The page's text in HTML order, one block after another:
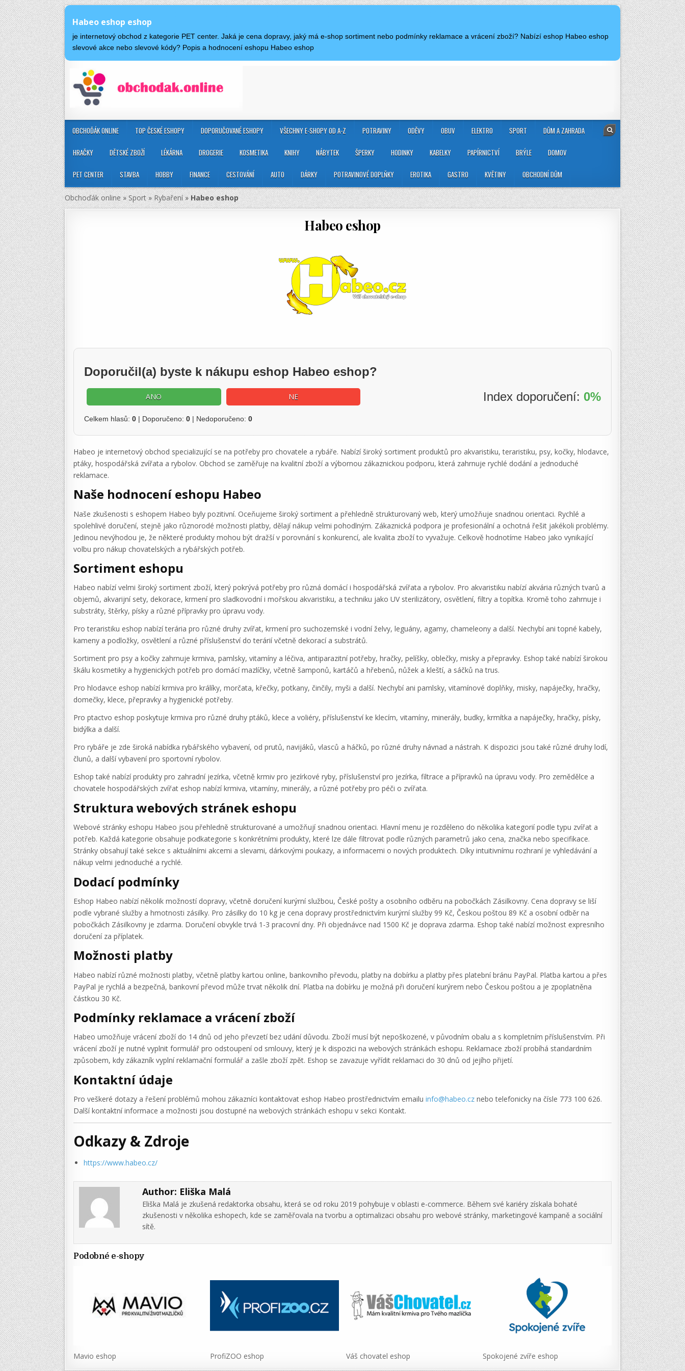
Habeo eshop eshop
je internetový obchod z kategorie PET center. Jaká je cena dopravy, jaký má e-shop sortiment nebo podmínky reklamace a vrácení zboží? Nabízí eshop Habeo eshop
slevové akce nebo slevové kódy? Popis a hodnocení eshopu Habeo eshop
OBCHOĎÁK ONLINE TOP ČESKÉ ESHOPY DOPORUČOVANÉ ESHOPY VŠECHNY E-SHOPY OD A-Z POTRAVINY ODĚVY OBUV ELEKTRO SPORT DŮM A ZAHRADA
HRAČKY DĚTSKÉ ZBOŽÍ LÉKÁRNA DROGERIE KOSMETIKA KNIHY NÁBYTEK ŠPERKY HODINKY KABELKY PAPÍRNICTVÍ BRÝLE DOMOV
PET CENTER STAVBA HOBBY FINANCE CESTOVÁNÍ AUTO DÁRKY POTRAVINOVÉ DOPLŇKY EROTIKA GASTRO KVĚTINY OBCHODNÍ DŮM
Obchoďák online»Sport»Rybaření»Habeo eshop
Habeo eshop
Doporučil(a) byste k nákupu eshop Habeo eshop?
ANO NE Index doporučení: 0%
Celkem hlasů: 0 | Doporučeno: 0 | Nedoporučeno: 0
Habeo je internetový obchod specializující se na potřeby pro chovatele a rybáře. Nabízí široký sortiment produktů pro akvaristiku, teraristiku, psy, kočky, hlodavce,
ptáky, hospodářská zvířata a rybolov. Obchod se zaměřuje na kvalitní zboží a výbornou zákaznickou podporu, která zahrnuje rychlé dodání a jednoduché
reklamace.
Naše hodnocení eshopu Habeo
Naše zkušenosti s eshopem Habeo byly pozitivní. Oceňujeme široký sortiment a přehledně strukturovaný web, který umožňuje snadnou orientaci. Rychlé a
spolehlivé doručení, stejně jako různorodé možnosti platby, dělají nákup velmi pohodlným. Zákaznická podpora je profesionální a ochotná řešit jakékoli problémy.
Jedinou nevýhodou je, že některé produkty mohou být dražší v porovnání s konkurencí, ale kvalita zboží to vyvažuje. Celkově hodnotíme Habeo jako vynikající
volbu pro nákup chovatelských a rybářských potřeb.
Sortiment eshopu
Habeo nabízí velmi široký sortiment zboží, který pokrývá potřeby pro různá domácí i hospodářská zvířata a rybolov. Pro akvaristiku nabízí akvária různých tvarů a
objemů, akvarijní sety, dekorace, krmení pro sladkovodní i mořskou akvaristiku, a techniku jako UV sterilizátory, osvětlení, filtry a topítka. Kromě toho zahrnuje i
substráty, štěrky, písky a různé přípravky pro úpravu vody.
Pro teraristiku eshop nabízí terária pro různé druhy zvířat, krmení pro suchozemské i vodní želvy, leguány, agamy, chameleony a další. Nechybí ani topné kabely,
kameny a podložky, osvětlení a různé příslušenství do terárií včetně dekorací a substrátů.
Sortiment pro psy a kočky zahrnuje krmiva, pamlsky, vitamíny a léčiva, antiparazitní potřeby, hračky, pelíšky, oblečky, misky a přepravky. Eshop také nabízí širokou
škálu kosmetiky a hygienických potřeb pro domácí mazlíčky, včetně šamponů, kartáčů a hřebenů, nůžek a kleští, a sáčků na trus.
Pro hlodavce eshop nabízí krmiva pro králíky, morčata, křečky, potkany, činčily, myši a další. Nechybí ani pamlsky, vitamínové doplňky, misky, napáječky, hračky,
domečky, klece, přepravky a hygienické potřeby.
Pro ptactvo eshop poskytuje krmiva pro různé druhy ptáků, klece a voliéry, příslušenství ke klecím, vitamíny, minerály, budky, krmítka a napáječky, hračky, písky,
bidýlka a další.
Pro rybáře je zde široká nabídka rybářského vybavení, od prutů, navijáků, vlasců a háčků, po různé druhy návnad a nástrah. K dispozici jsou také různé druhy lodí,
člunů, a další vybavení pro sportovní rybolov.
Eshop také nabízí produkty pro zahradní jezírka, včetně krmiv pro jezírkové ryby, příslušenství pro jezírka, filtrace a přípravků na úpravu vody. Pro zemědělce a
chovatele hospodářských zvířat eshop nabízí krmiva, vitamíny, minerály, a různé potřeby pro péči o zvířata.
Struktura webových stránek eshopu
Webové stránky eshopu Habeo jsou přehledně strukturované a umožňují snadnou orientaci. Hlavní menu je rozděleno do několika kategorií podle typu zvířat a
potřeb. Každá kategorie obsahuje podkategorie s konkrétními produkty, které lze dále filtrovat podle různých parametrů jako cena, značka nebo specifikace.
Stránky obsahují také sekce s aktuálními akcemi a slevami, dárkovými poukazy, a informacemi o nových produktech. Díky intuitivnímu rozhraní je vyhledávání a
nákup velmi jednoduché a rychlé.
Dodací podmínky
Eshop Habeo nabízí několik možností dopravy, včetně doručení kurýrní službou, České pošty a osobního odběru na pobočkách Zásilkovny. Cena dopravy se liší
podle vybrané služby a hmotnosti zásilky. Pro zásilky do 10 kg je cena dopravy prostřednictvím kurýrní služby 99 Kč, Českou poštou 89 Kč a osobní odběr na
pobočkách Zásilkovny je zdarma. Doručení obvykle trvá 1-3 pracovní dny. Při objednávce nad 1500 Kč je doprava zdarma. Eshop také nabízí možnost expresního
doručení za příplatek.
Možnosti platby
Habeo nabízí různé možnosti platby, včetně platby kartou online, bankovního převodu, platby na dobírku a platby přes platební bránu PayPal. Platba kartou a přes
PayPal je rychlá a bezpečná, bankovní převod může trvat několik dní. Platba na dobírku je možná při doručení kurýrem nebo Českou poštou a je zpoplatněna
částkou 30 Kč.
Podmínky reklamace a vrácení zboží
Habeo umožňuje vrácení zboží do 14 dnů od jeho převzetí bez udání důvodu. Zboží musí být nepoškozené, v původním obalu a s kompletním příslušenstvím. Při
vrácení zboží je nutné vyplnit formulář pro odstoupení od smlouvy, který je k dispozici na webových stránkách eshopu. Reklamace zboží probíhá standardním
způsobem, kdy zákazník vyplní reklamační formulář a zašle zboží zpět. Eshop se zavazuje vyřídit reklamaci do 30 dnů od jejího přijetí.
Kontaktní údaje
Pro veškeré dotazy a řešení problémů mohou zákazníci kontaktovat eshop Habeo prostřednictvím emailu info@habeo.cz nebo telefonicky na čísle 773 100 626.
Další kontaktní informace a možnosti jsou dostupné na webových stránkách eshopu v sekci Kontakt.
Odkazy & Zdroje
https://www.habeo.cz/
Author: Eliška Malá
Eliška Malá je zkušená redaktorka obsahu, která se od roku 2019 pohybuje v oblasti e-commerce. Během své kariéry získala bohaté
zkušenosti v několika eshopech, kde se zaměřovala na tvorbu a optimalizaci obsahu pro webové stránky, marketingové kampaně a sociální
sítě.
Podobné e-shopy
Mavio eshop ProfiZOO eshop Váš chovatel eshop Spokojené zvíře eshop